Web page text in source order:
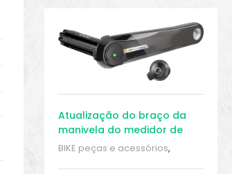
Atualização do braço da
manivela do medidor de
potência largo SRAM Force
BIKE peças e acessórios,